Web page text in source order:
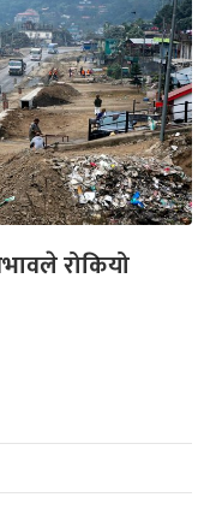
रोकियो